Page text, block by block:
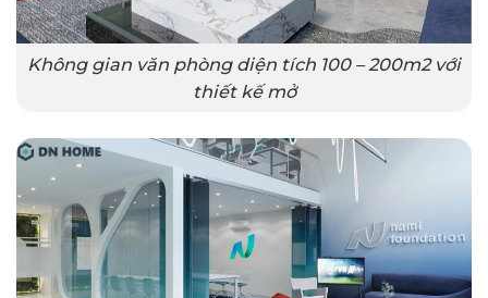
Không gian văn phòng diện tích 100 – 200m2 với
thiết kế mở